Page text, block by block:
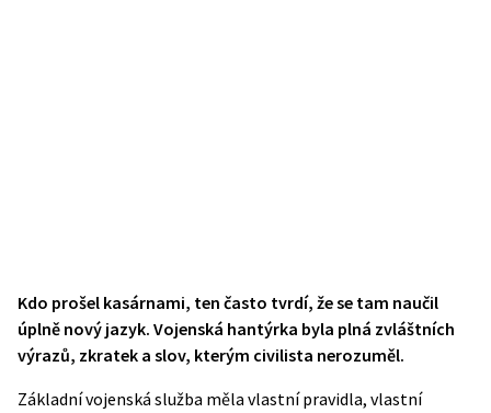
Kdo prošel kasárnami, ten často tvrdí, že se tam naučil
úplně nový jazyk. Vojenská hantýrka byla plná zvláštních
výrazů, zkratek a slov, kterým civilista nerozuměl.
Základní vojenská služba měla vlastní pravidla, vlastní